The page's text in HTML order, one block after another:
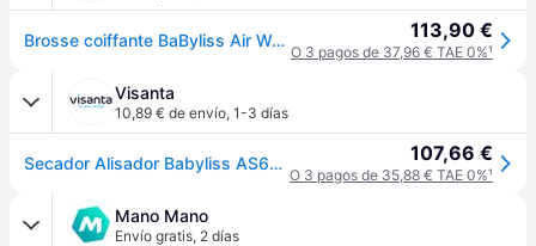
Brosse coiffante BaByliss Air Wand AS6550E 1600 W Bleu 113,90 €
O 3 pagos de 37,96 € TAE 0%¹
Visanta
10,89 € de envío, 1-3 días
Secador Alisador Babyliss AS6550E 107,66 €
O 3 pagos de 35,88 € TAE 0%¹
Mano Mano
Envío gratis, 2 días